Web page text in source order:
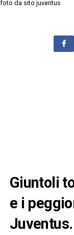
foto da sito juventus
Giuntoli
e i